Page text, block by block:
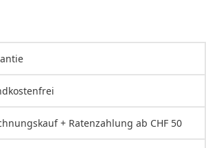
+ Ratenzahlung ab CHF 50